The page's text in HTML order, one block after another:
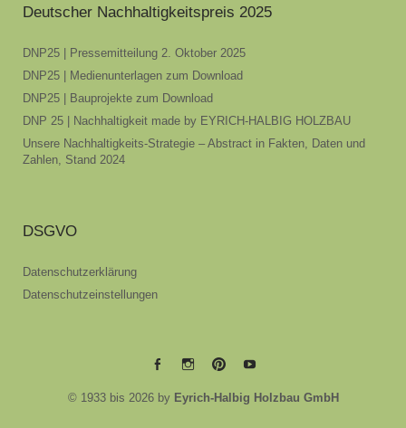
Deutscher Nachhaltigkeitspreis 2025
DNP25 | Pressemitteilung 2. Oktober 2025
DNP25 | Medienunterlagen zum Download
DNP25 | Bauprojekte zum Download
DNP 25 | Nachhaltigkeit made by EYRICH-HALBIG HOLZBAU
Unsere Nachhaltigkeits-Strategie – Abstract in Fakten, Daten und
Zahlen, Stand 2024
DSGVO
Datenschutzerklärung
Datenschutzeinstellungen
EYRICH-EYRICH-EYRICH-EYRICH-
© 1933 bis 2026 by Eyrich-Halbig Holzbau GmbH